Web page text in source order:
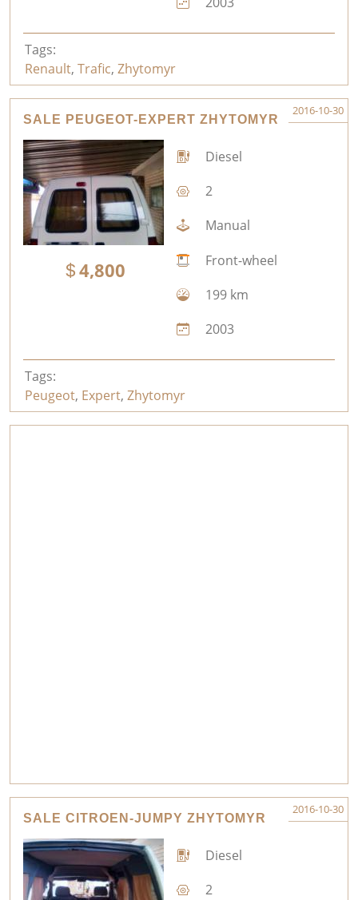
Tags:
Renault, Trafic, Zhytomyr
SALE PEUGEOT-EXPERT ZHYTOMYR
2016-10-30
4,800
Diesel
2
Manual
Front-wheel
199 km
2003
Tags:
Peugeot, Expert, Zhytomyr
SALE CITROEN-JUMPY ZHYTOMYR
2016-10-30
Diesel
2